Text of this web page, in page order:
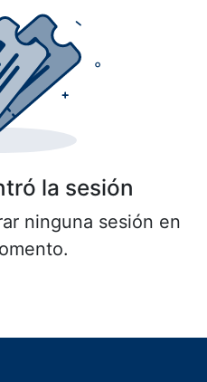
la sesión
ninguna sesión en